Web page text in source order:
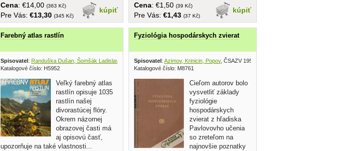
kúpiť
Cena: €14,00 (363 Kč)
Pre Vás: €13,30 (345 Kč)
kúpiť
Cena: €1,50 (39 Kč)
Pre Vás: €1,43 (37 Kč)
Farebný atlas rastlín
Spisovatel : Randuška Dušan, Šomšák Ladislav, Háberová Izabela, Obzor 1983
Katalogové číslo: H5952
Veľký farebný atlas
rastlín opisuje 1035
rastlín našej
divorastúcej flóry.
Okrem názornej
obrazovej časti má
aj opisovú časť,
upozorňuje na také vlastnosti...
Fyziológia hospodárskych zvierat
Spisovatel : Azimov, Krinicin, Popov, ČSAZV 1958
Katalogové číslo: M8761
Cieľom autorov bolo
vysvetliť základy
fyziológie
hospodárskych
zvierat z hľadiska
Pavlovovho učenia
so zreteľom na
najnovšie poznatky